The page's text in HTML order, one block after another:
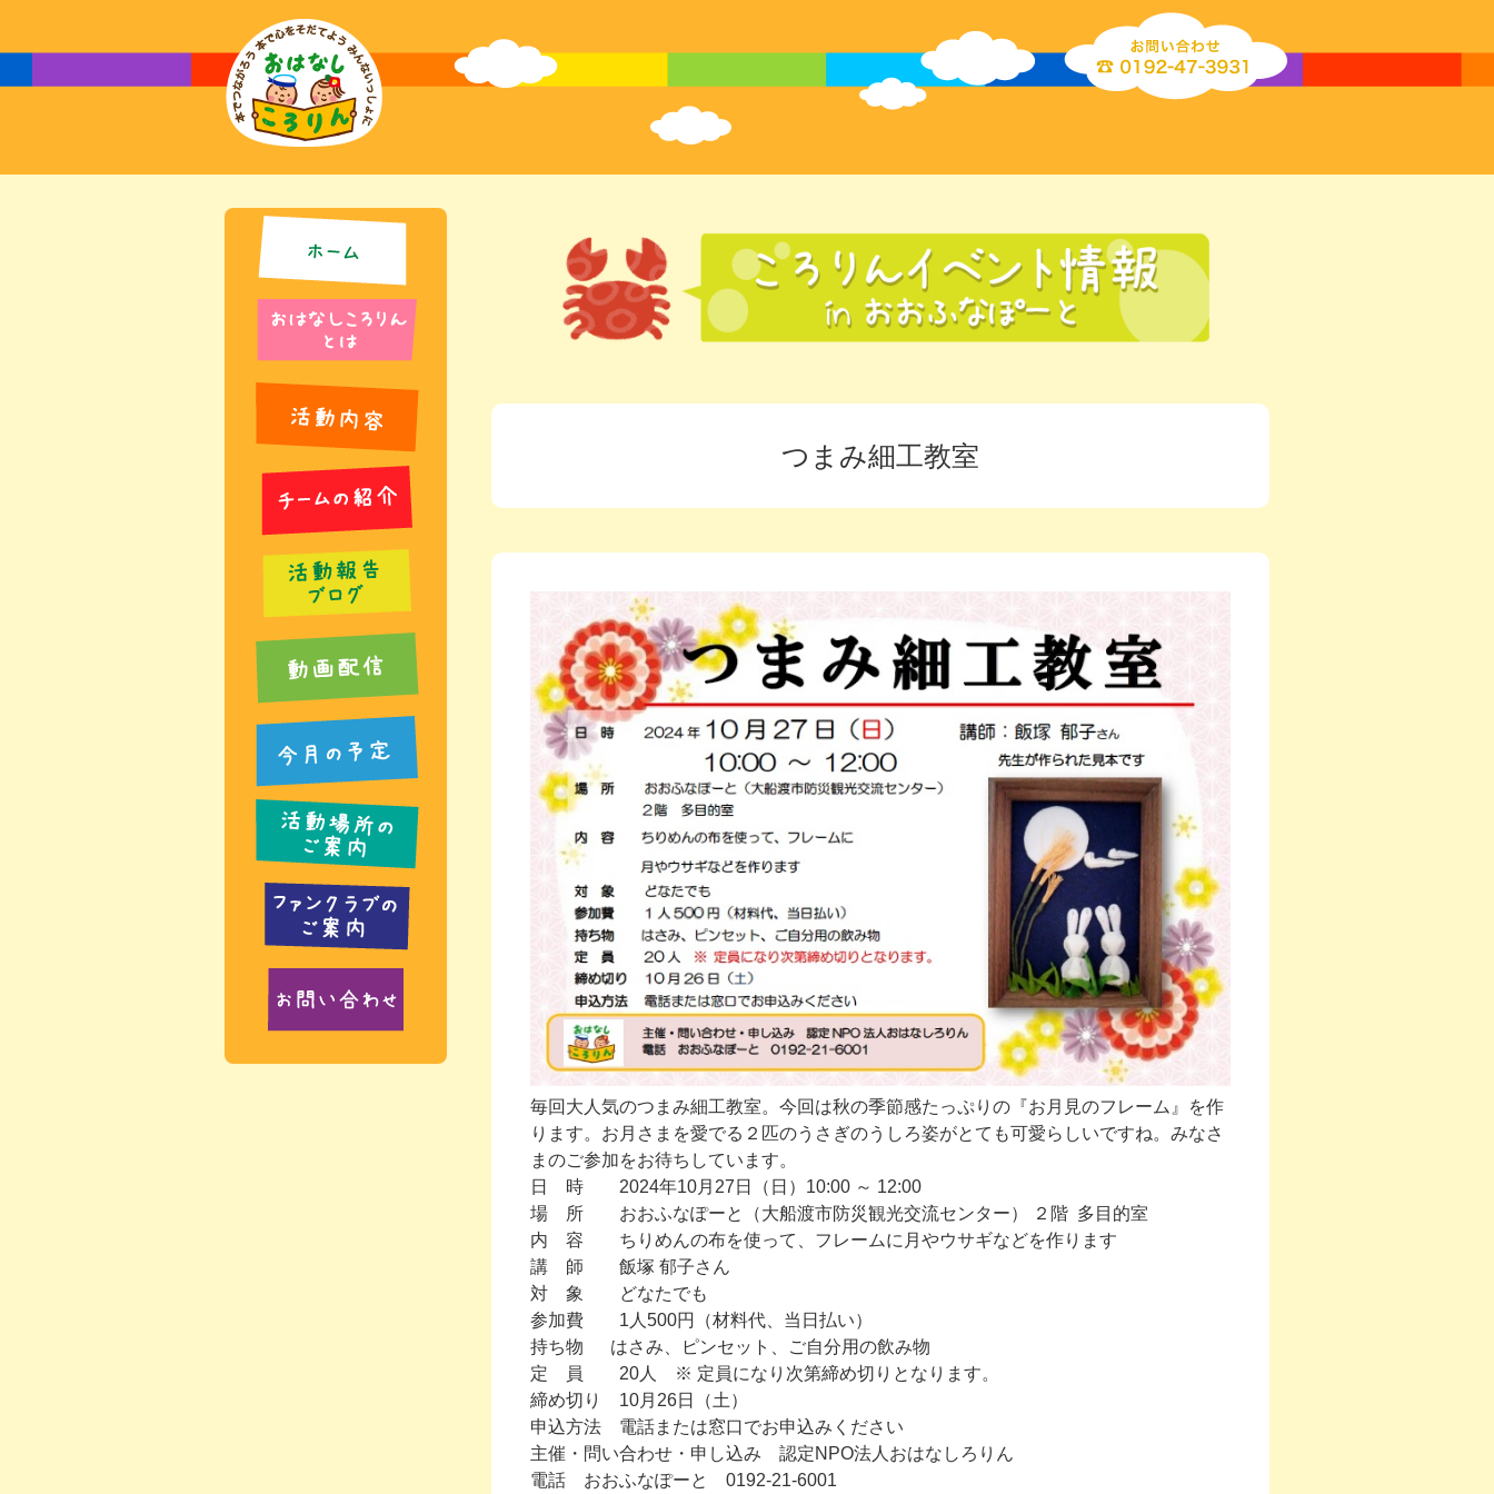
つまみ細工教室
毎回大人気のつまみ細工教室。今回は秋の季節感たっぷりの『お月見のフレーム』を作
ります。お月さまを愛でる２匹のうさぎのうしろ姿がとても可愛らしいですね。みなさ
まのご参加をお待ちしています。
日 時 2024年10月27日（日）10:00 ～ 12:00
場 所 おおふなぽーと（大船渡市防災観光交流センター） ２階 多目的室
内 容 ちりめんの布を使って、フレームに月やウサギなどを作ります
講 師 飯塚 郁子さん
対 象 どなたでも
参加費 1人500円（材料代、当日払い）
持ち物 はさみ、ピンセット、ご自分用の飲み物
定 員 20人 ※ 定員になり次第締め切りとなります。
締め切り 10月26日（土）
申込方法 電話または窓口でお申込みください
主催・問い合わせ・申し込み 認定NPO法人おはなしろりん
電話 おおふなぽーと 0192-21-6001